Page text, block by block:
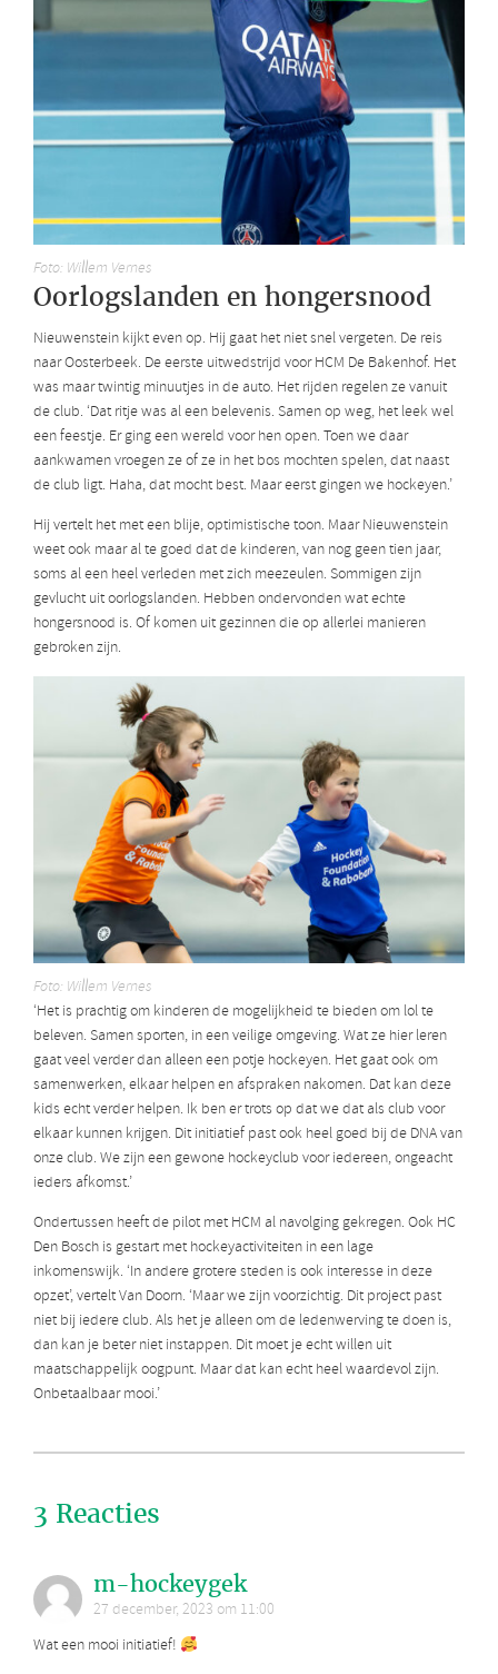
Foto: Willem Vernes
Oorlogslanden en hongersnood
Nieuwenstein kijkt even op. Hij gaat het niet snel vergeten. De reis
naar Oosterbeek. De eerste uitwedstrijd voor HCM De Bakenhof. Het
was maar twintig minuutjes in de auto. Het rijden regelen ze vanuit
de club. ‘Dat ritje was al een belevenis. Samen op weg, het leek wel
een feestje. Er ging een wereld voor hen open. Toen we daar
aankwamen vroegen ze of ze in het bos mochten spelen, dat naast
de club ligt. Haha, dat mocht best. Maar eerst gingen we hockeyen.’
Hij vertelt het met een blije, optimistische toon. Maar Nieuwenstein
weet ook maar al te goed dat de kinderen, van nog geen tien jaar,
soms al een heel verleden met zich meezeulen. Sommigen zijn
gevlucht uit oorlogslanden. Hebben ondervonden wat echte
hongersnood is. Of komen uit gezinnen die op allerlei manieren
gebroken zijn.
Foto: Willem Vernes
‘Het is prachtig om kinderen de mogelijkheid te bieden om lol te
beleven. Samen sporten, in een veilige omgeving. Wat ze hier leren
gaat veel verder dan alleen een potje hockeyen. Het gaat ook om
samenwerken, elkaar helpen en afspraken nakomen. Dat kan deze
kids echt verder helpen. Ik ben er trots op dat we dat als club voor
elkaar kunnen krijgen. Dit initiatief past ook heel goed bij de DNA van
onze club. We zijn een gewone hockeyclub voor iedereen, ongeacht
ieders afkomst.’
Ondertussen heeft de pilot met HCM al navolging gekregen. Ook HC
Den Bosch is gestart met hockeyactiviteiten in een lage
inkomenswijk. ‘In andere grotere steden is ook interesse in deze
opzet’, vertelt Van Doorn. ‘Maar we zijn voorzichtig. Dit project past
niet bij iedere club. Als het je alleen om de ledenwerving te doen is,
dan kan je beter niet instappen. Dit moet je echt willen uit
maatschappelijk oogpunt. Maar dat kan echt heel waardevol zijn.
Onbetaalbaar mooi.’
3 Reacties
m-hockeygek
27 december, 2023 om 11:00
Wat een mooi initiatief!